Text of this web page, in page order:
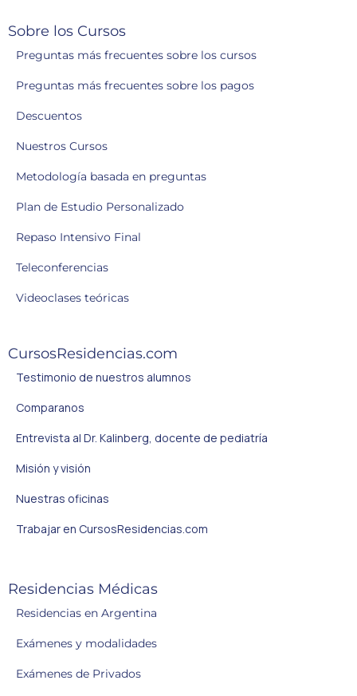
Sobre los Cursos
Preguntas más frecuentes sobre los cursos
Preguntas más frecuentes sobre los pagos
Descuentos
Nuestros Cursos
Metodología basada en preguntas
Plan de Estudio Personalizado
Repaso Intensivo Final
Teleconferencias
Videoclases teóricas
CursosResidencias.com
Testimonio de nuestros alumnos
Comparanos
Entrevista al Dr. Kalinberg, docente de pediatría
Misión y visión
Nuestras oficinas
Trabajar en CursosResidencias.com
Residencias Médicas
Residencias en Argentina
Exámenes y modalidades
Exámenes de Privados